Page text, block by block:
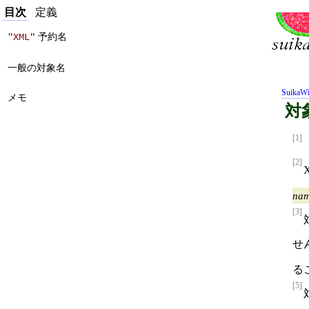
対
[1]
[2]
[3]
せ
る
[5]
目次 定義
"XML" 予約名
一般の対象名
メモ